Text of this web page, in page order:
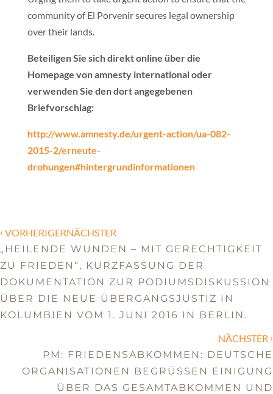
community of El Porvenir secures legal ownership
over their lands.
Beteiligen Sie sich direkt online über die
Homepage von amnesty international oder
verwenden Sie den dort angegebenen
Briefvorschlag:
http://www.amnesty.de/urgent-action/ua-082-
2015-2/erneute-
drohungen#hintergrundinformationen
‹ VORHERIGERNÄCHSTER
„HEILENDE WUNDEN – MIT GERECHTIGKEIT
ZU FRIEDEN“, KURZFASSUNG DER
DOKUMENTATION ZUR PODIUMSDISKUSSION
ÜBER DIE NEUE ÜBERGANGSJUSTIZ IN
KOLUMBIEN VOM 1. JUNI 2016 IN BERLIN.
NÄCHSTER ›
PM: FRIEDENSABKOMMEN: DEUTSCHE
ORGANISATIONEN BEGRÜSSEN EINIGUNG Ü
BER DAS GESAMTABKOMMEN UND W